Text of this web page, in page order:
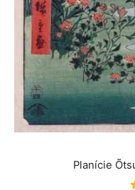
Planície